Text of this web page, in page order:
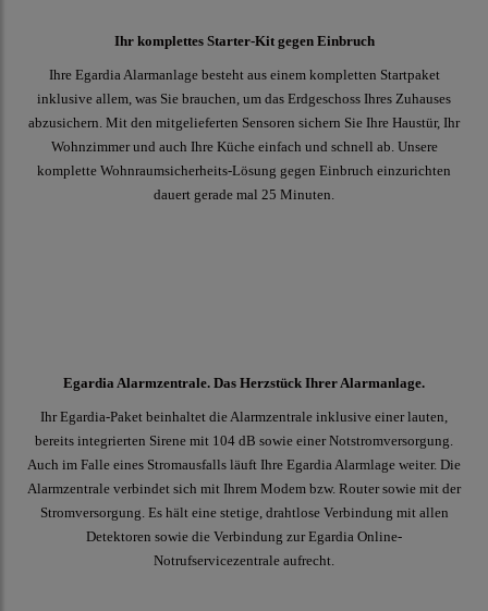
Ihr komplettes Starter-Kit gegen Einbruch
Ihre Egardia Alarmanlage besteht aus einem kompletten Startpaket
inklusive allem, was Sie brauchen, um das Erdgeschoss Ihres Zuhauses
abzusichern. Mit den mitgelieferten Sensoren sichern Sie Ihre Haustür, Ihr
Wohnzimmer und auch Ihre Küche einfach und schnell ab. Unsere
komplette Wohnraumsicherheits-Lösung gegen Einbruch einzurichten
dauert gerade mal 25 Minuten.
Egardia Alarmzentrale. Das Herzstück Ihrer Alarmanlage.
Ihr Egardia-Paket beinhaltet die Alarmzentrale inklusive einer lauten,
bereits integrierten Sirene mit 104 dB sowie einer Notstromversorgung.
Auch im Falle eines Stromausfalls läuft Ihre Egardia Alarmlage weiter. Die
Alarmzentrale verbindet sich mit Ihrem Modem bzw. Router sowie mit der
Stromversorgung. Es hält eine stetige, drahtlose Verbindung mit allen
Detektoren sowie die Verbindung zur Egardia Online-
Notrufservicezentrale aufrecht.